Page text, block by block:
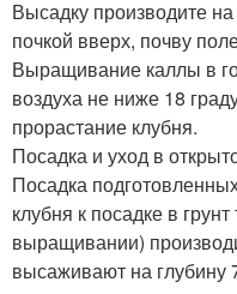
Высадку производите
почкой вверх, почву
Выращивание каллы в
воздуха не ниже 18
прорастание клубня.
Посадка и уход в
Посадка
клубня к посадке в
выращивании)
высаживают на глубину